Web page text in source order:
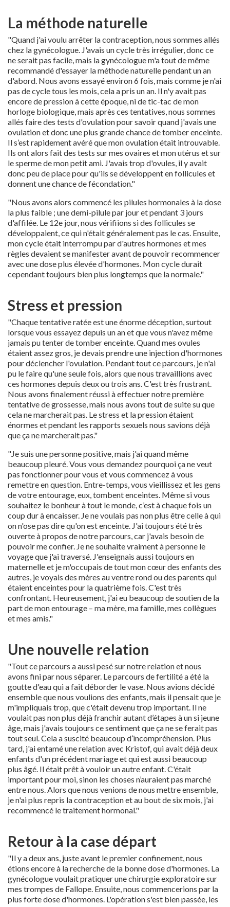
La méthode naturelle
"Quand j'ai voulu arrêter la contraception, nous sommes allés
chez la gynécologue. J'avais un cycle très irrégulier, donc ce
ne serait pas facile, mais la gynécologue m'a tout de même
recommandé d'essayer la méthode naturelle pendant un an
d'abord. Nous avons essayé environ 6 fois, mais comme je n'ai
pas de cycle tous les mois, cela a pris un an. Il n'y avait pas
encore de pression à cette époque, ni de tic-tac de mon
horloge biologique, mais après ces tentatives, nous sommes
allés faire des tests d'ovulation pour savoir quand j'avais une
ovulation et donc une plus grande chance de tomber enceinte.
Il s’est rapidement avéré que mon ovulation était introuvable.
Ils ont alors fait des tests sur mes ovaires et mon utérus et sur
le sperme de mon petit ami. J'avais trop d'ovules, il y avait
donc peu de place pour qu'ils se développent en follicules et
donnent une chance de fécondation."
"Nous avons alors commencé les pilules hormonales à la dose
la plus faible ; une demi-pilule par jour et pendant 3 jours
d'affilée. Le 12e jour, nous vérifiions si des follicules se
développaient, ce qui n'était généralement pas le cas. Ensuite,
mon cycle était interrompu par d'autres hormones et mes
règles devaient se manifester avant de pouvoir recommencer
avec une dose plus élevée d'hormones. Mon cycle durait
cependant toujours bien plus longtemps que la normale."
Stress et pression
"Chaque tentative ratée est une énorme déception, surtout
lorsque vous essayez depuis un an et que vous n'avez même
jamais pu tenter de tomber enceinte. Quand mes ovules
étaient assez gros, je devais prendre une injection d'hormones
pour déclencher l'ovulation. Pendant tout ce parcours, je n'ai
pu le faire qu'une seule fois, alors que nous travaillions avec
ces hormones depuis deux ou trois ans. C'est très frustrant.
Nous avons finalement réussi à effectuer notre première
tentative de grossesse, mais nous avons tout de suite su que
cela ne marcherait pas. Le stress et la pression étaient
énormes et pendant les rapports sexuels nous savions déjà
que ça ne marcherait pas."
"Je suis une personne positive, mais j'ai quand même
beaucoup pleuré. Vous vous demandez pourquoi ça ne veut
pas fonctionner pour vous et vous commencez à vous
remettre en question. Entre-temps, vous vieillissez et les gens
de votre entourage, eux, tombent enceintes. Même si vous
souhaitez le bonheur à tout le monde, c’est à chaque fois un
coup dur à encaisser. Je ne voulais pas non plus être celle à qui
on n'ose pas dire qu'on est enceinte. J'ai toujours été très
ouverte à propos de notre parcours, car j'avais besoin de
pouvoir me confier. Je ne souhaite vraiment à personne le
voyage que j'ai traversé. J'enseignais aussi toujours en
maternelle et je m'occupais de tout mon cœur des enfants des
autres, je voyais des mères au ventre rond ou des parents qui
étaient enceintes pour la quatrième fois. C'est très
confrontant. Heureusement, j'ai eu beaucoup de soutien de la
part de mon entourage – ma mère, ma famille, mes collègues
et mes amis."
Une nouvelle relation
"Tout ce parcours a aussi pesé sur notre relation et nous
avons fini par nous séparer. Le parcours de fertilité a été la
goutte d'eau qui a fait déborder le vase. Nous avions décidé
ensemble que nous voulions des enfants, mais il pensait que je
m'impliquais trop, que c'était devenu trop important. Il ne
voulait pas non plus déjà franchir autant d’étapes à un si jeune
âge, mais j'avais toujours ce sentiment que ça ne se ferait pas
tout seul. Cela a suscité beaucoup d’incompréhension. Plus
tard, j'ai entamé une relation avec Kristof, qui avait déjà deux
enfants d'un précédent mariage et qui est aussi beaucoup
plus âgé. Il était prêt à vouloir un autre enfant. C'était
important pour moi, sinon les choses n’auraient pas marché
entre nous. Alors que nous venions de nous mettre ensemble,
je n'ai plus repris la contraception et au bout de six mois, j'ai
recommencé le traitement hormonal."
Retour à la case départ
"Il y a deux ans, juste avant le premier confinement, nous
étions encore à la recherche de la bonne dose d'hormones. La
gynécologue voulait pratiquer une chirurgie exploratoire sur
mes trompes de Fallope. Ensuite, nous commencerions par la
plus forte dose d'hormones. L'opération s'est bien passée, les